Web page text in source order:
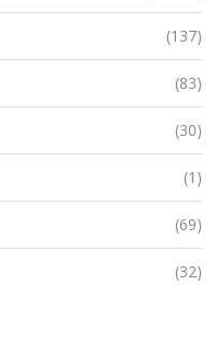
(137)
(83)
(30)
(1)
(69)
(32)